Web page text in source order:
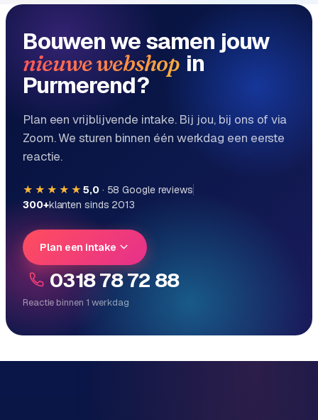
Bouwen we samen jouw
nieuwe webshop in
Purmerend?
Plan een vrijblijvende intake. Bij jou, bij ons of via
Zoom. We sturen binnen één werkdag een eerste
reactie.
★★★★★ 5,0· 58 Google reviews
300+klanten sinds 2013
Plan een intake
0318 78 72 88
Reactie binnen 1 werkdag
Direct persoonlijk contact, geen ticketsysteem